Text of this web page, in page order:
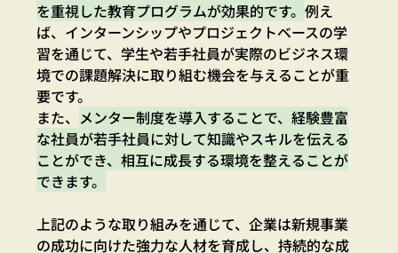
を重視した教育プログラムが効果的です。例え
ば、インターンシップやプロジェクトベースの学
習を通じて、学生や若手社員が実際のビジネス環
境での課題解決に取り組む機会を与えることが重
要です。
また、 メンター制度を導入することで、経験豊富
な社員が若手社員に対して知識やスキルを伝える
ことができ、相互に成長する環境を整えることが
できます。
上記のような取り組みを通じて、企業は新規事業
の成功に向けた強力な人材を育成し、持続的な成